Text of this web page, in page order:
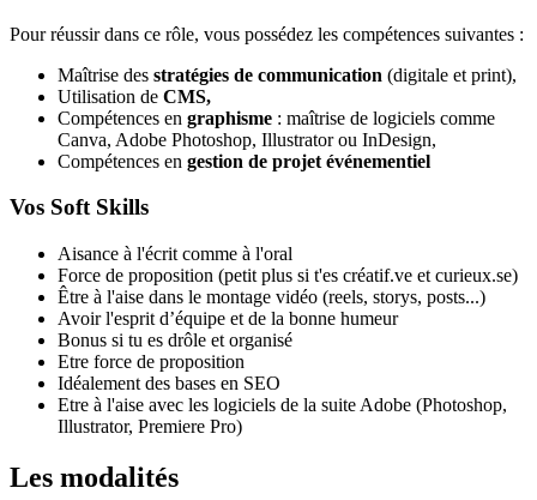
Pour réussir dans ce rôle, vous possédez les compétences suivantes :
Maîtrise des stratégies de communication (digitale et print),
Utilisation de CMS,
Compétences en graphisme : maîtrise de logiciels comme
Canva, Adobe Photoshop, Illustrator ou InDesign,
Compétences en gestion de projet événementiel
Vos Soft Skills
Aisance à l'écrit comme à l'oral
Force de proposition (petit plus si t'es créatif.ve et curieux.se)
Être à l'aise dans le montage vidéo (reels, storys, posts...)
Avoir l'esprit d’équipe et de la bonne humeur
Bonus si tu es drôle et organisé
Etre force de proposition
Idéalement des bases en SEO
Etre à l'aise avec les logiciels de la suite Adobe (Photoshop,
Illustrator, Premiere Pro)
Les modalités